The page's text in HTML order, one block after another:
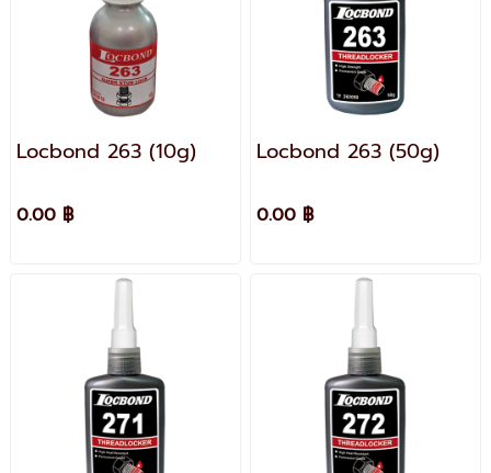
Locbond 263 (10g)
0.00 ฿
Locbond 263 (50g)
0.00 ฿